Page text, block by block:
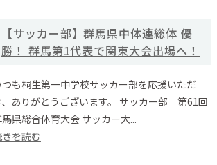
【サッカー部】群馬県中体連総体 優
勝！ 群馬第1代表で関東大会出場へ！
つも桐生第一中学校サッカー部を応援いただ
、ありがとうございます。 サッカー部 第61回
県総合体育大会 サッカー大...
を読む